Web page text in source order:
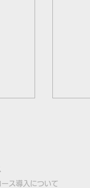
ース導入について